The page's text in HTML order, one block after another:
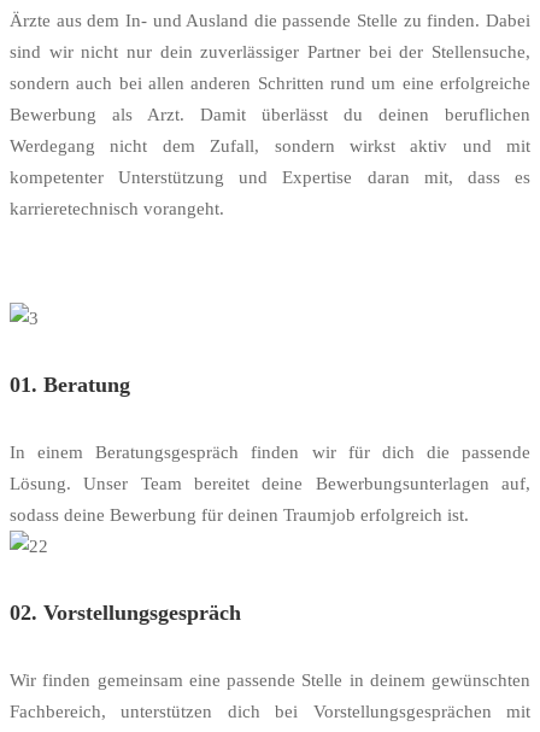
Ärzte aus dem In- und Ausland die passende Stelle zu finden. Dabei
sind wir nicht nur dein zuverlässiger Partner bei der Stellensuche,
sondern auch bei allen anderen Schritten rund um eine erfolgreiche
Bewerbung als Arzt. Damit überlässt du deinen beruflichen
Werdegang nicht dem Zufall, sondern wirkst aktiv und mit
kompetenter Unterstützung und Expertise daran mit, dass es
karrieretechnisch vorangeht.
01. Beratung
In einem Beratungsgespräch finden wir für dich die passende
Lösung. Unser Team bereitet deine Bewerbungsunterlagen auf,
sodass deine Bewerbung für deinen Traumjob erfolgreich ist.
02. Vorstellungsgespräch
Wir finden gemeinsam eine passende Stelle in deinem gewünschten
Fachbereich, unterstützen dich bei Vorstellungsgesprächen mit